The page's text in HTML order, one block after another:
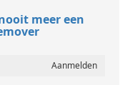
meer een